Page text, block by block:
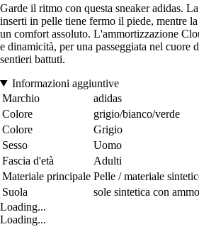
Garde il ritmo con questa sneaker adidas.
inserti in pelle tiene fermo il piede, mentre
un comfort assoluto. L'ammortizzazione
e dinamicità, per una passeggiata nel cuore
sentieri battuti.
Informazioni aggiuntive
Marchio
adidas
Colore
grigio/bianco/verde
Colore
Grigio
Sesso
Uomo
Fascia d'età
Adulti
Materiale principale Pelle / materiale
Suola
sole sintetica con
Loading...
Loading...